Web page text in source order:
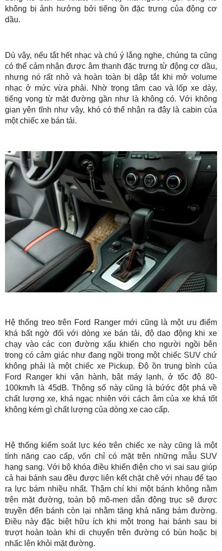
không bị ảnh hưởng bởi tiếng ồn đặc trưng của động cơ
dầu.
Dù vậy, nếu tắt hết nhạc và chú ý lắng nghe, chúng ta cũng
có thể cảm nhận được âm thanh đặc trưng từ động cơ dầu,
nhưng nó rất nhỏ và hoàn toàn bị dập tắt khi mở volume
nhạc ở mức vừa phải. Nhờ trọng tâm cao và lốp xe dày,
tiếng vọng từ mặt đường gần như là không có. Với không
gian yên tĩnh như vậy, khó có thể nhận ra đây là cabin của
một chiếc xe bán tải.
Hệ thống treo trên Ford Ranger mới cũng là một ưu điểm
khá bất ngờ đối với dòng xe bán tải, độ dao động khi xe
chạy vào các con đường xấu khiến cho người ngồi bên
trong có cảm giác như đang ngồi trong một chiếc SUV chứ
không phải là một chiếc xe Pickup. Độ ồn trung bình của
Ford Ranger khi vận hành, bật máy lạnh, ở tốc độ 80-
100km/h là 45dB. Thông số này cũng là bứớc đột phá về
chất lượng xe, khá ngạc nhiên với cách âm của xe khá tốt
không kém gì chất lượng của dòng xe cao cấp.
Hệ thống kiểm soát lực kéo trên chiếc xe này cũng là một
tính năng cao cấp, vốn chỉ có mặt trên những mẫu SUV
hạng sang. Với bộ khóa điều khiển điện cho vi sai sau giúp
cả hai bánh sau đều được liên kết chặt chẽ với nhau để tạo
ra lực bám nhiều nhất. Thậm chí khi một bánh không nằm
trên mặt đường, toàn bộ mô-men dẫn động trục sẽ được
truyền đến bánh còn lại nhằm tăng khả năng bám đường.
Điều này đặc biệt hữu ích khi một trong hai bánh sau bị
trượt hoàn toàn khi di chuyển trên đường có bùn hoặc bị
nhấc lên khỏi mặt đường.